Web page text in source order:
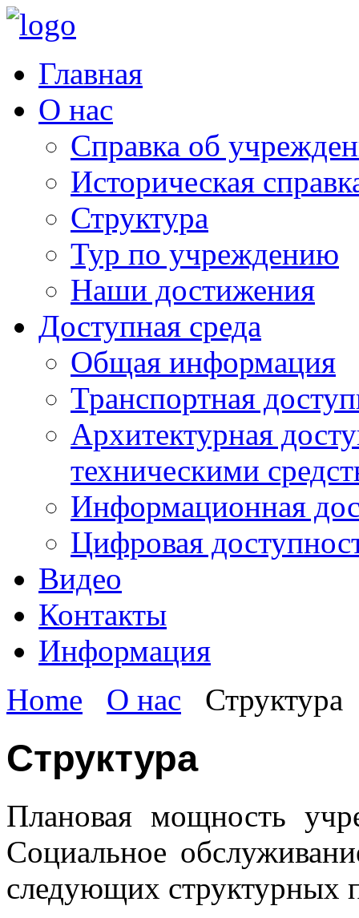
Главная
О нас
Справка об
Историческая
Структура
Тур по учреждению
Наши достижения
Доступная среда
Общая информация
Транспортная
Архитектурная
техническими
Информационная
Цифровая
Видео
Контакты
Информация
Home
О нас Структура
Структура
Плановая мощность
Социальное
следующих структурных